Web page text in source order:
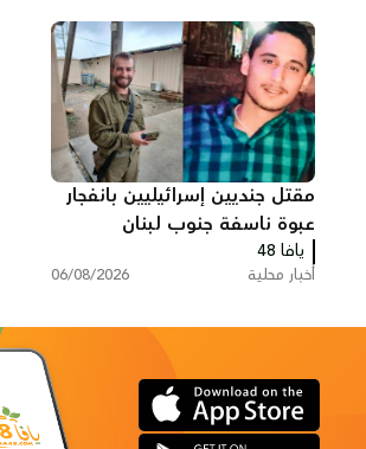
مقتل جنديين إسرائيليين بانفجار
عبوة ناسفة جنوب لبنان
يافا 48
أخبار محلية 06/08/2026